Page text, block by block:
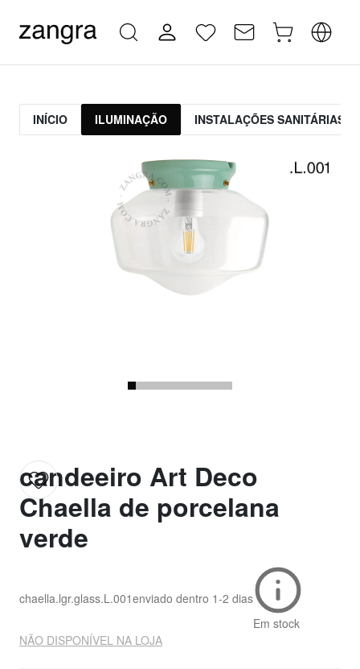
INÍCIO ILUMINAÇÃO INSTALAÇÕES SANITÁRIAS
candeeiro Art Deco
Chaella de porcelana
verde
chaella.lgr.glass.L.001enviado dentro 1-2 dias
Em stock
NÃO DISPONÍVEL NA LOJA